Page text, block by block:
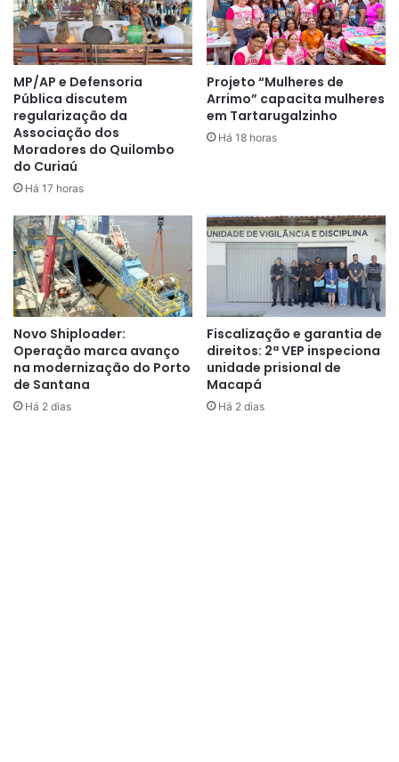
execução deste serviço. Agora, além das tarefas diárias
dos lares, também será possível incentivar a criação de
novos empreendimentos na localidade, e a expansão da
exploração turística da região do Macacoari”, explicou
Amanajás.
Além do sistema de água, a comunidade foi beneficiada
com o asfaltamento de seu ramal, acesso principal para
moradores e turistas que visitam o local para festividades
MP/AP e Defensoria
Pública discutem
regularização da
Associação dos
Moradores do Quilombo
do Curiaú
Há 17 horas
Projeto “Mulheres de
Arrimo” capacita mulheres
em Tartarugalzinho
Há 18 horas
Novo Shiploader:
Operação marca avanço
na modernização do Porto
de Santana
Há 2 dias
Fiscalização e garantia de
direitos: 2ª VEP inspeciona
unidade prisional de
Macapá
Há 2 dias